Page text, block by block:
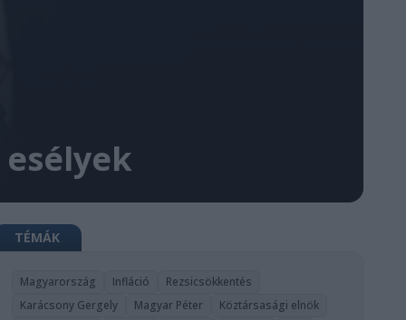
TÉMÁK
Magyarország Infláció
Rezsicsökkentés
Karácsony Gergely
Magyar Péter
Köztársasági elnök